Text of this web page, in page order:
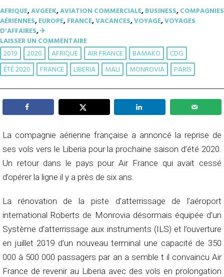
AFRIQUE,AVGEEK,AVIATION COMMERCIALE,BUSINESS,COMPAGNIES
AÉRIENNES,EUROPE,FRANCE,VACANCES,VOYAGE,VOYAGES
D'AFFAIRES,✈︎
LAISSER UN COMMENTAIRE
2019 2020 AFRIQUE AIR FRANCE BAMAKO
CDG
ÉTÉ 2020
FRANCE LIBERIA MALI MONROVIA PARIS
La compagnie aérienne française a annoncé la reprise de
ses vols vers le Liberia pour la prochaine saison d’été 2020.
Un retour dans le pays pour Air France qui avait cessé
d’opérer la ligne il y a près de six ans.
La rénovation de la piste d’atterrissage de l’aéroport
international Roberts de Monrovia désormais équipée d’un
Système d’atterrissage aux instruments (ILS) et l’ouverture
en juillet 2019 d’un nouveau terminal une capacité de 350
000 à 500 000 passagers par an a semble t il convaincu Air
France de revenir au Liberia avec des vols en prolongation